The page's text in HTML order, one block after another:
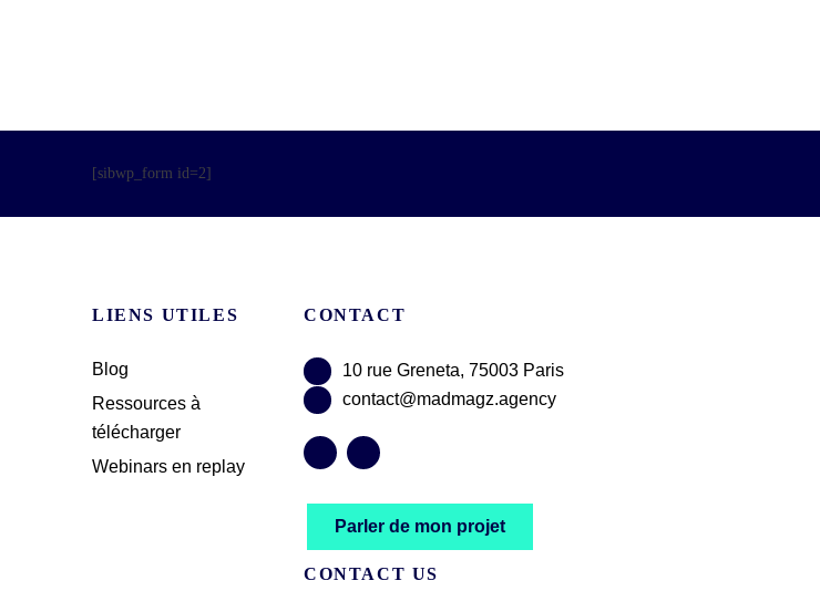
[sibwp_form id=2]
LIENS UTILES
Blog
Ressources à
télécharger
Webinars en replay
CONTACT
10 rue Greneta, 75003 Paris
contact@madmagz.agency
Parler de mon projet
CONTACT US